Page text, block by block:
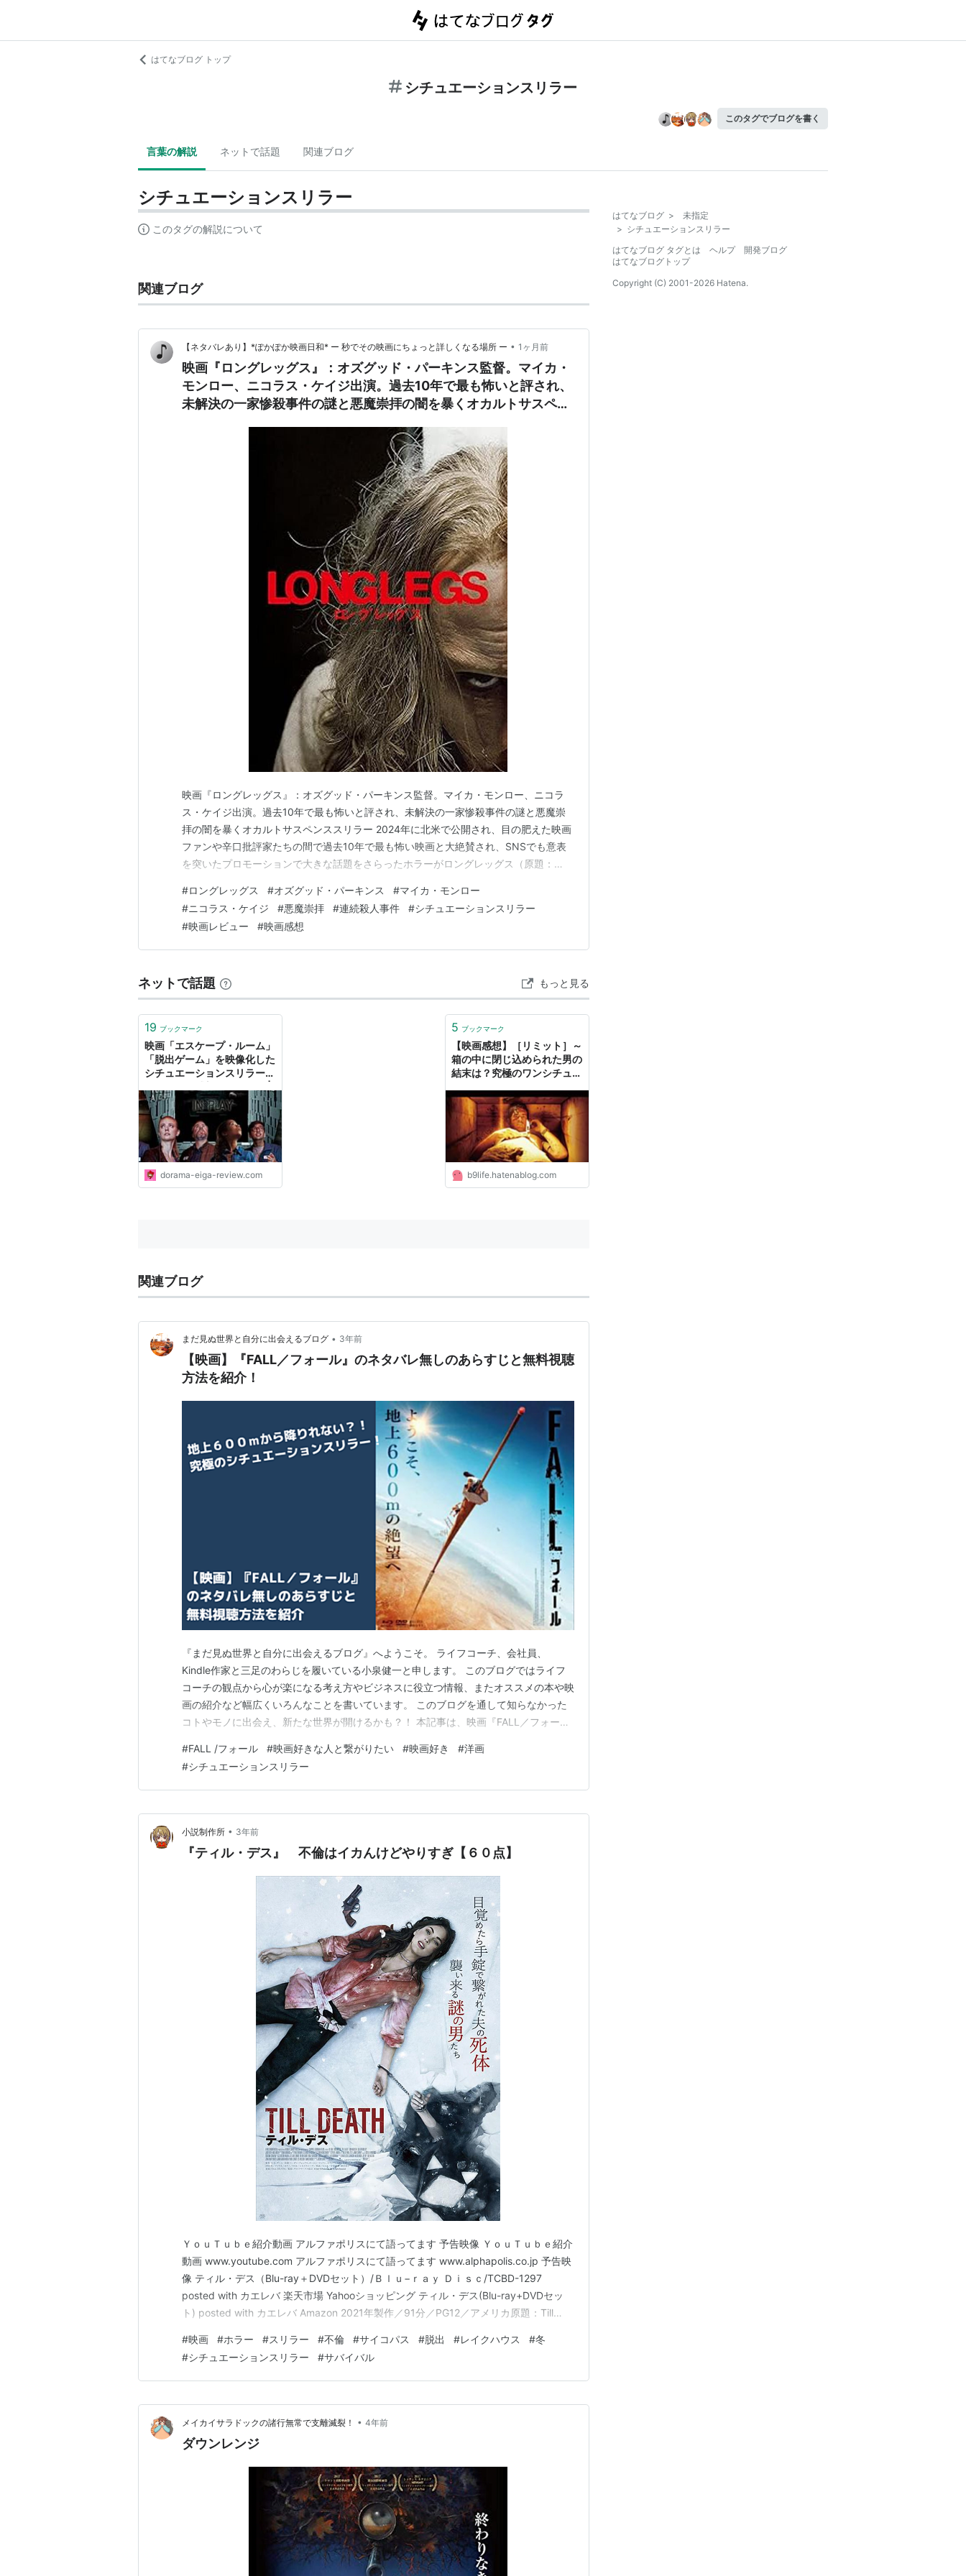
はてなブログ トップ
シチュエーションスリラー
このタグでブログを書く
言葉の解説 ネットで話題 関連ブログ
シチュエーションスリラー
このタグの解説について
関連ブログ
【ネタバレあり】*ぽかぽか映画日和* ー 秒でその映画にちょっと詳しくなる場所 ー • 1ヶ月前
映画『ロングレッグス』：オズグッド・パーキンス監督。マイカ・
モンロー、ニコラス・ケイジ出演。過去10年で最も怖いと評され、
未解決の一家惨殺事件の謎と悪魔崇拝の闇を暴くオカルトサスペン
映画『ロングレッグス』：オズグッド・パーキンス監督。マイカ・モンロー、ニコラ
ス・ケイジ出演。過去10年で最も怖いと評され、未解決の一家惨殺事件の謎と悪魔崇
拝の闇を暴くオカルトサスペンススリラー 2024年に北米で公開され、目の肥えた映画
ファンや辛口批評家たちの間で過去10年で最も怖い映画と大絶賛され、SNSでも意表
を突いたプロモーションで大きな話題をさらったホラーがロングレッグス（原題：
な映像美学を持つオズグッド・パーキンス。主演にはイット・フォローズで世界的に注
目を浴びたマイカ・モンローを迎え、不気味極まりな…
#ロングレッグス #オズグッド・パーキンス #マイカ・モンロー
#ニコラス・ケイジ #悪魔崇拝 #連続殺人事件 #シチュエーションスリラー
#映画レビュー #映画感想
ネットで話題 もっと見る
19 ブックマーク
映画「エスケープ・ルーム」
「脱出ゲーム」を映像化した
シチュエーションスリラー！
映画・ドラマを動画配信で見
放題！ あらすじ・感想・ネ
タバレブログ
dorama-eiga-review.com
5 ブックマーク
【映画感想】［リミット］～
箱の中に閉じ込められた男の
結末は？究極のワンシチュエ
レあり - びーきゅうらいふ！
b9life.hatenablog.com
関連ブログ
まだ見ぬ世界と自分に出会えるブログ • 3年前
【映画】『FALL／フォール』のネタバレ無しのあらすじと無料視聴
方法を紹介！
『まだ見ぬ世界と自分に出会えるブログ』へようこそ。 ライフコーチ、会社員、
Kindle作家と三足のわらじを履いている小泉健一と申します。 このブログではライフ
コーチの観点から心が楽になる考え方やビジネスに役立つ情報、またオススメの本や映
画の紹介など幅広くいろんなことを書いています。 このブログを通して知らなかった
コトやモノに出会え、新たな世界が開けるかも？！ 本記事は、映画『FALL／フォー
画をよく観るのですが、サスペンスやホラーが大好きで、年間１００本くらい視聴して
います(^^♪ そんな映画好きの僕が、オススメする…
#FALL /フォール #映画好きな人と繋がりたい #映画好き #洋画
#シチュエーションスリラー
小説制作所 • 3年前
『ティル・デス』 不倫はイカんけどやりすぎ【６０点】
ＹｏｕＴｕｂｅ紹介動画 アルファポリスにて語ってます 予告映像 ＹｏｕＴｕｂｅ紹介
動画 www.youtube.com アルファポリスにて語ってます www.alphapolis.co.jp 予告映
像 ティル・デス（Blu-ray＋DVDセット）/Ｂｌｕ−ｒａｙ Ｄｉｓｃ/TCBD-1297
posted with カエレバ 楽天市場 Yahooショッピング ティル・デス(Blu-ray+DVDセッ
ト) posted with カエレバ Amazon 2021年製作／91分／PG12／アメリカ原題：Till
#映画 #ホラー #スリラー #不倫 #サイコパス #脱出 #レイクハウス #冬
#シチュエーションスリラー #サバイバル
メイカイサラドックの諸行無常で支離滅裂！ • 4年前
ダウンレンジ
はてなブログ >
未指定
> シチュエーションスリラー
はてなブログ タグとは
ヘルプ
開発ブログ
はてなブログトップ
Copyright (C) 2001-2026 Hatena.